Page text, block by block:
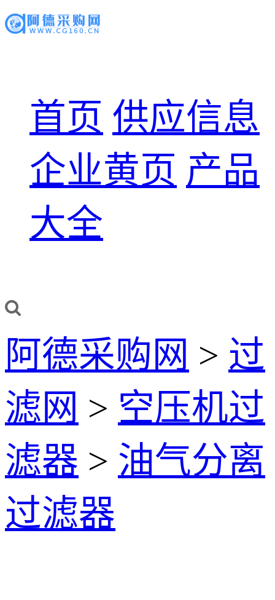
首页 供应信息
企业黄页 产品
大全
阿德采购网 > 过
滤网 > 空压机过
滤器 > 油气分离
过滤器